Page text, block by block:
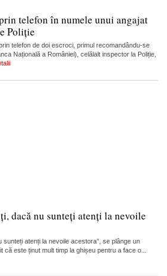
telefon în numele unui angajat
Poliție
telefon de doi escroci, primul recomandându-se
Națională a României), celălalt inspector la Poliție,
dacă nu sunteți atenți la nevoile
sunteți atenți la nevoile acestora”, se plânge un
că este ținut mult timp la ghișeu pentru a face o...